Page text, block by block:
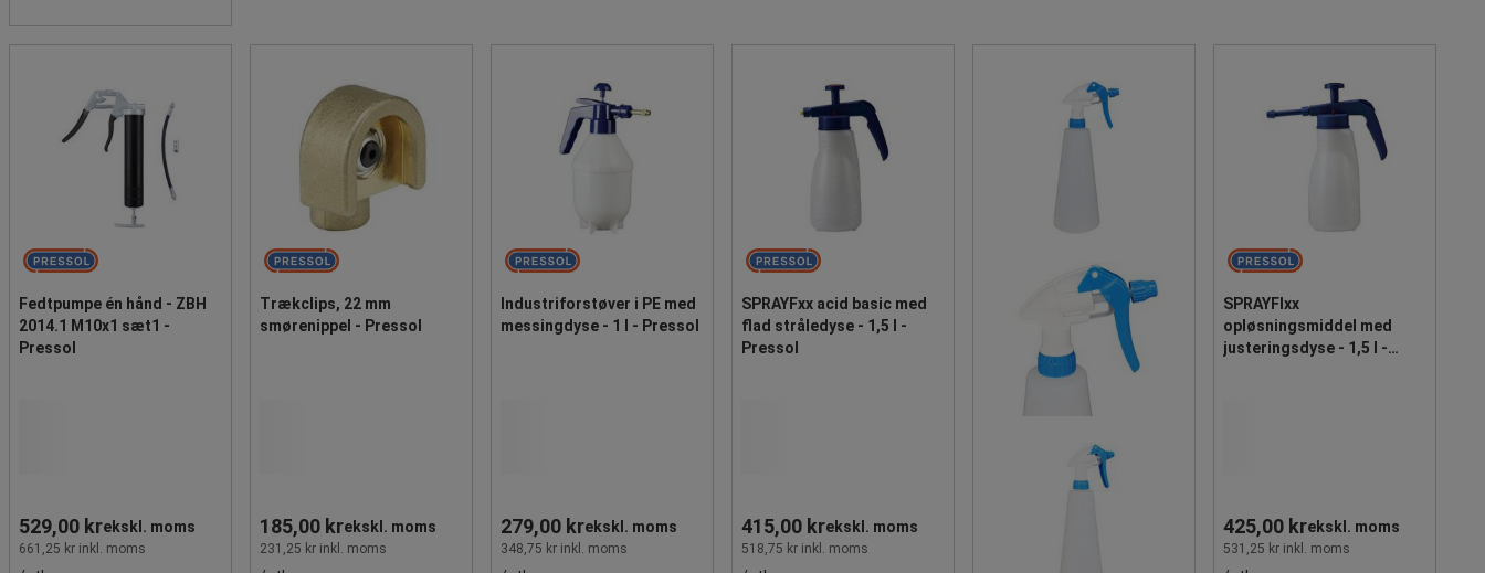
Fedtpumpe én hånd - ZBH
2014.1 M10x1 sæt1 -
Pressol
529,00 krekskl. moms
661,25 kr inkl. moms
Trækclips, 22 mm
smørenippel - Pressol
185,00 krekskl. moms
231,25 kr inkl. moms
Industriforstøver i PE med
messingdyse - 1 l - Pressol
279,00 krekskl. moms
348,75 kr inkl. moms
SPRAYFxx acid basic med
flad stråledyse - 1,5 l -
Pressol
415,00 krekskl. moms
518,75 kr inkl. moms
SPRAYFIxx
opløsningsmiddel med
justeringsdyse - 1,5 l -
425,00 krekskl. moms
531,25 kr inkl. moms